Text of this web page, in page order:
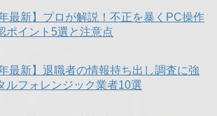
年最新】プロが解説！不正を暴くPC操作
ポイント5選と注意点
年最新】退職者の情報持ち出し調査に強
ルフォレンジック業者10選